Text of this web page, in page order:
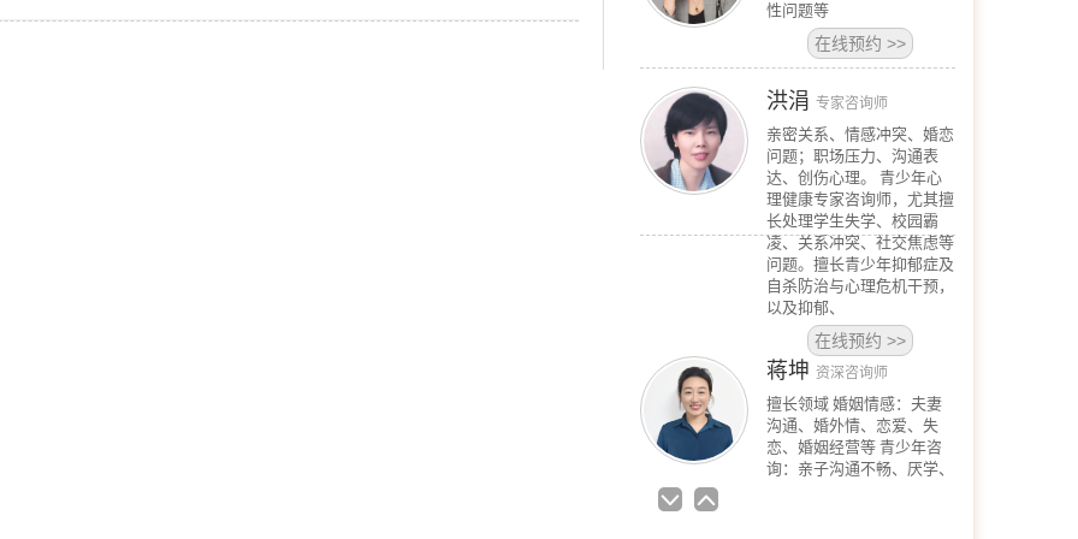
性问题等
在线预约>>
洪涓 专家咨询师
亲密关系、情感冲突、婚恋
问题；职场压力、沟通表
达、创伤心理。 青少年心
理健康专家咨询师，尤其擅
长处理学生失学、校园霸
凌、关系冲突、社交焦虑等
问题。擅长青少年抑郁症及
自杀防治与心理危机干预，
以及抑郁、
在线预约>>
蒋坤 资深咨询师
擅长领域 婚姻情感：夫妻
沟通、婚外情、恋爱、失
恋、婚姻经营等 青少年咨
询：亲子沟通不畅、厌学、